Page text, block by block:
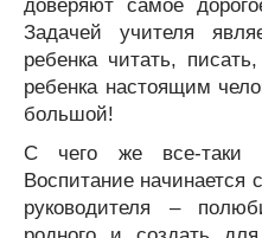
доверяют самое
Задачей учителя
ребенка читать,
ребенка настоящим
большой!
С чего же все-таки
Воспитание начинается
руководителя –